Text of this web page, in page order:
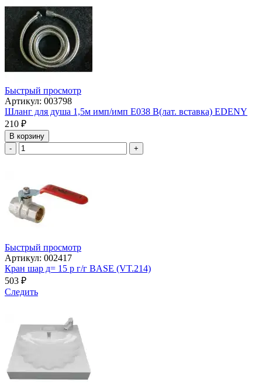
Быстрый просмотр
Артикул: 003798
Шланг для душа 1,5м имп/имп Е038 В(лат. вставка) EDENY
210 ₽
В корзину
-
+
Быстрый просмотр
Артикул: 002417
Кран шар д= 15 р г/г BASE (VT.214)
503 ₽
Следить